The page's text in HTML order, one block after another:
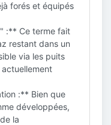
forés et équipés
:** Ce terme fait
restant dans un
via les puits
:** Bien que
développées,
la